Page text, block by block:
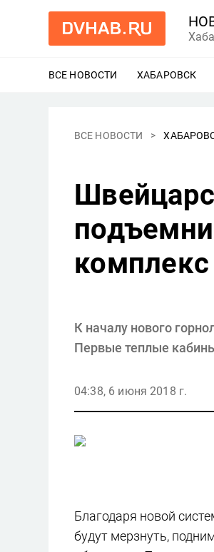
ВСЕ НОВОСТИ ХАБАРОВСК
ВСЕ НОВОСТИ
К началу нового
Первые теплые
04:38, 6 июня 2018 г.
Благодаря новой
будут мерзнуть,